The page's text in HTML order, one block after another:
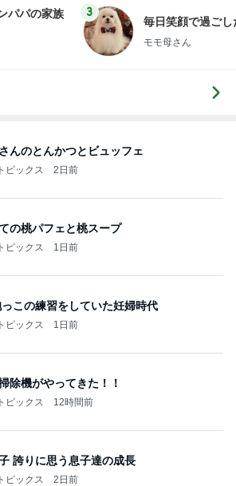
パパの家族
3
毎日笑顔で過ごし
モモ母さん
んのとんかつとビュッフェ
ピックス 2日前
の桃パフェと桃スープ
ピックス 1日前
この練習をしていた妊婦時代
ピックス 1日前
除機がやってきた！！
ピックス 12時間前
誇りに思う息子達の成長
ピックス 2日前